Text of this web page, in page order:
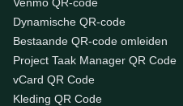
Dynamische QR-code
Bestaande QR-code omleiden
Project Taak Manager QR Code
vCard QR Code
Kleding QR Code